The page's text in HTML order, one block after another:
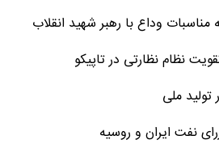
مناسبات وداع با رهبر شهید انقلاب
نظام نظارتی در تاپیکو
ملی